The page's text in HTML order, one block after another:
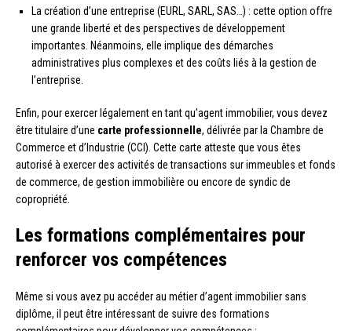
La création d’une entreprise (EURL, SARL, SAS…) : cette option offre
une grande liberté et des perspectives de développement
importantes. Néanmoins, elle implique des démarches
administratives plus complexes et des coûts liés à la gestion de
l’entreprise.
Enfin, pour exercer légalement en tant qu’agent immobilier, vous devez
être titulaire d’une carte professionnelle, délivrée par la Chambre de
Commerce et d’Industrie (CCI). Cette carte atteste que vous êtes
autorisé à exercer des activités de transactions sur immeubles et fonds
de commerce, de gestion immobilière ou encore de syndic de
copropriété.
Les formations complémentaires pour
renforcer vos compétences
Même si vous avez pu accéder au métier d’agent immobilier sans
diplôme, il peut être intéressant de suivre des formations